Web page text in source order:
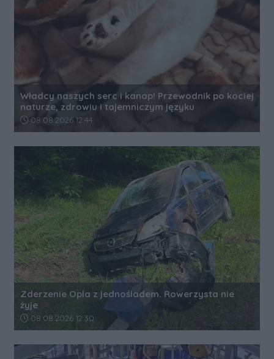
Władcy naszych serc i kanap! Przewodnik po kociej
naturze, zdrowiu i tajemniczym języku
Data dodania artykułu:
08.08.2026 12:44
Zderzenie Opla z jednośladem. Rowerzysta nie
żyje
Data dodania artykułu:
08.08.2026 12:30